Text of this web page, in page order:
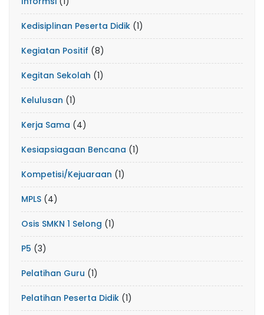
Kedisiplinan Peserta Didik (1)
Kegiatan Positif (8)
Kegitan Sekolah (1)
Kelulusan (1)
Kerja Sama (4)
Kesiapsiagaan Bencana (1)
Kompetisi/Kejuaraan (1)
MPLS (4)
Osis SMKN 1 Selong (1)
P5 (3)
Pelatihan Guru (1)
Pelatihan Peserta Didik (1)